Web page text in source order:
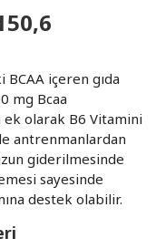
içeren gıda
mg Bcaa
ek olarak B6 Vitamini
antrenmanlardan
giderilmesinde
sayesinde
destek olabilir.